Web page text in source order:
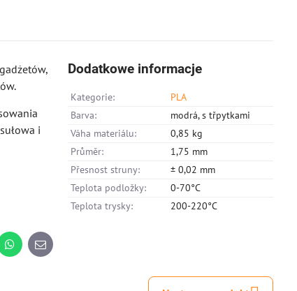
i
Dodatkowe informacje
Kategorie:
PLA
Barva:
modrá, s třpytkami
Váha materiálu:
0,85 kg
Průměr:
1,75 mm
Přesnost struny:
± 0,02 mm
Teplota podložky:
0-70°C
Teplota trysky:
200-220°C
WhatsApp
E-
mail